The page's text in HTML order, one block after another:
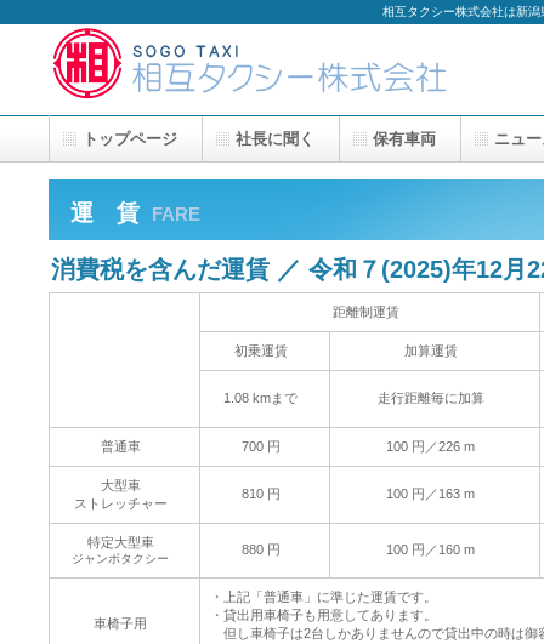
相互タクシー株式会社は新
運 賃 FARE
消費税を含んだ運賃 ／ 令和７(2025)年12月
距離制運賃
初乗運賃 加算運賃
1.08 kmまで 走行距離毎に加算
普通車 700 円 100 円／226 m
大型車
ストレッチャー
810 円 100 円／163 m
特定大型車
ジャンボタクシー
880 円 100 円／160 m
車椅子用
・上記「普通車」に準じた運賃です。
・貸出用車椅子も用意してあります。
但し車椅子は2台しかありませんので貸出中の時は御
トップページ 社長に聞く 保有車両 ニュ